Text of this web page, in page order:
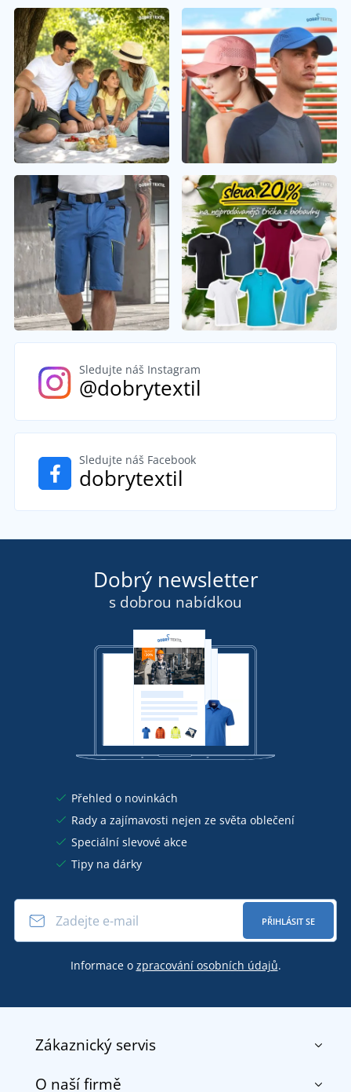
Sledujte náš Instagram
@dobrytextil
Sledujte náš Facebook
dobrytextil
Dobrý newsletter
s dobrou nabídkou
Přehled o novinkách
Rady a zajímavosti nejen ze světa oblečení
Speciální slevové akce
Tipy na dárky
PŘIHLÁSIT SE
Informace o zpracování osobních údajů.
Zákaznický servis
Kontakt
O naší firmě